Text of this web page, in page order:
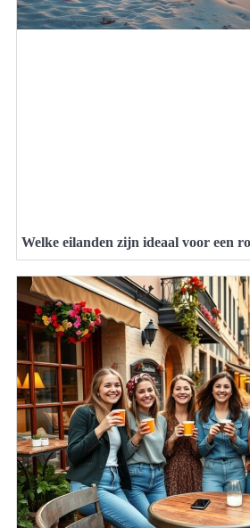
Welke eilanden zijn ideaal voor een